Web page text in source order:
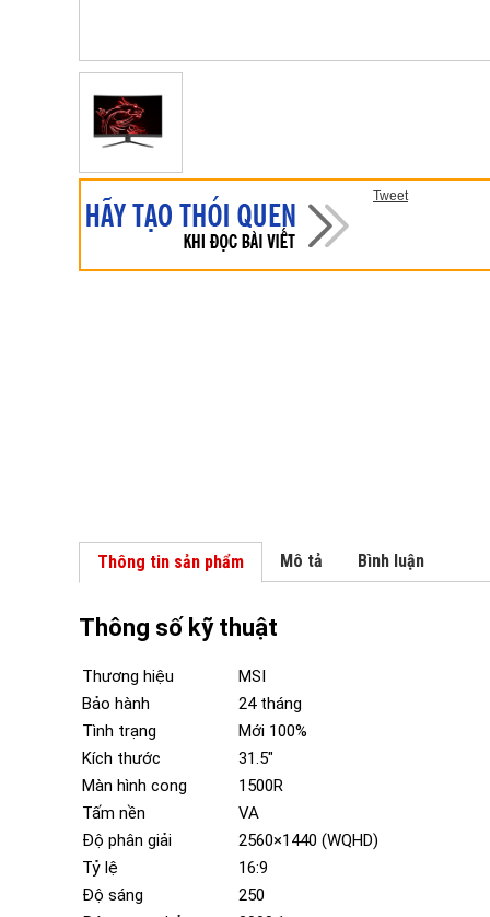
Tweet
Thông tin sản phẩm Mô tả Bình luận
Thông số kỹ thuật
Thương hiệu
MSI
Bảo hành
24 tháng
Tình trạng
Mới 100%
Kích thước
31.5″
Màn hình cong
1500R
Tấm nền
VA
Độ phân giải
2560×1440 (WQHD)
Tỷ lệ
16:9
Độ sáng
250